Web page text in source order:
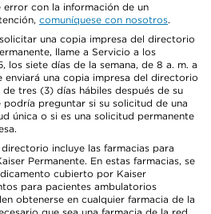
con la información de un
comuníquese con nosotros.
una copia impresa del directorio
llame a Servicio a los
los siete días de la semana, de 8 a. m. a
enviará una copia impresa del directorio
tres (3) días hábiles después de su
podría preguntar si su solicitud de una
única o si es una solicitud permanente
incluye las farmacias para
Permanente. En estas farmacias, se
cubierto por Kaiser
para pacientes ambulatorios
obtenerse en cualquier farmacia de la